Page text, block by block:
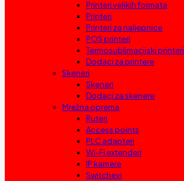
Printeri velikih formata
Printeri
Printeri za naljepnice
POS printeri
Termosublimacijski printeri
Dodaci za printere
Skeneri
Skeneri
Dodaci za skenere
Mrežna oprema
Ruteri
Access points
PLC adapteri
Wi-Fi extenderi
IP kamere
Switchevi